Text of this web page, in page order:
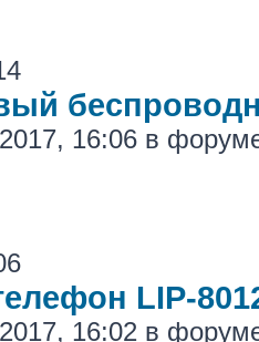
16:06 в
LIP-
16:02 в